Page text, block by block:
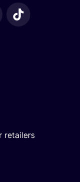
retailers